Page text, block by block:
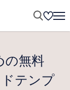
の無料
テンプ